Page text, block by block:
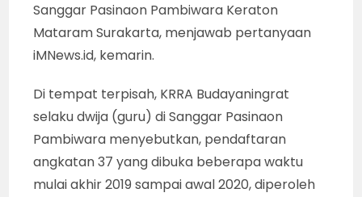
Sanggar Pasinaon Pambiwara Keraton
Mataram Surakarta, menjawab pertanyaan
iMNews.id, kemarin.
Di tempat terpisah, KRRA Budayaningrat
selaku dwija (guru) di Sanggar Pasinaon
Pambiwara menyebutkan, pendaftaran
angkatan 37 yang dibuka beberapa waktu
mulai akhir 2019 sampai awal 2020, diperoleh